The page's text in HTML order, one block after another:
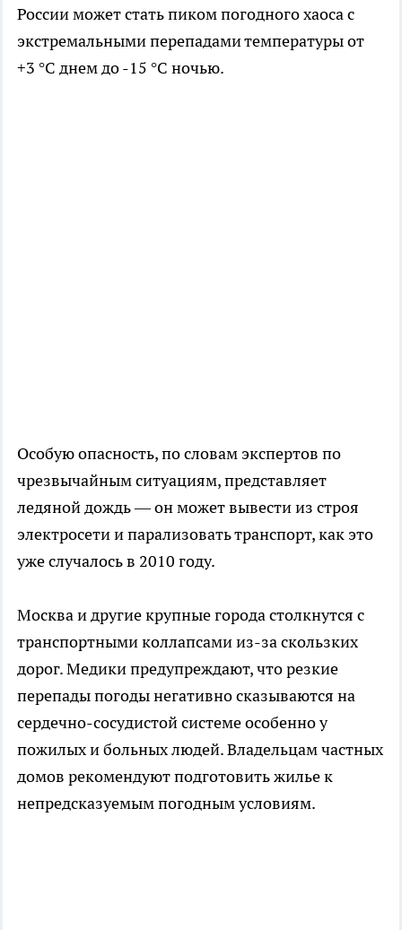
России может стать пиком погодного хаоса с
экстремальными перепадами температуры от
+3 °C днем до -15 °C ночью.
Особую опасность, по словам экспертов по
чрезвычайным ситуациям, представляет
ледяной дождь — он может вывести из строя
электросети и парализовать транспорт, как это
уже случалось в 2010 году.
Москва и другие крупные города столкнутся с
транспортными коллапсами из-за скользких
дорог. Медики предупреждают, что резкие
перепады погоды негативно сказываются на
сердечно-сосудистой системе особенно у
пожилых и больных людей. Владельцам частных
домов рекомендуют подготовить жилье к
непредсказуемым погодным условиям.